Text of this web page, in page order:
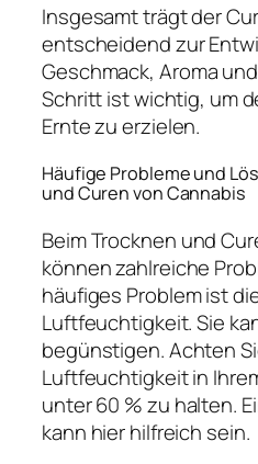
Insgesamt trägt der
entscheidend zur
Geschmack, Aroma
Schritt ist wichtig, um
Ernte zu erzielen.
Häufige Probleme und
und Curen von Cannabis
Beim Trocknen und
können zahlreiche
häufiges Problem ist
Luftfeuchtigkeit. Sie
begünstigen. Achten
Luftfeuchtigkeit in
unter 60 % zu halten.
kann hier hilfreich sein.